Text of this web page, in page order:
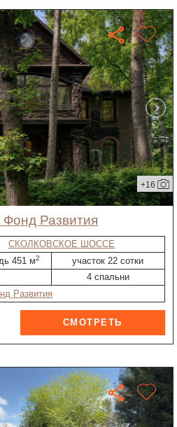
+16
Фонд Развития
СКОЛКОВСКОЕ ШОССЕ
451 м2
участок 22 сотки
4 спальни
Развития